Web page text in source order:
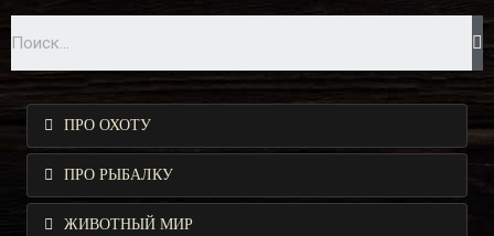
ПРО ОХОТУ
ПРО РЫБАЛКУ
ЖИВОТНЫЙ МИР